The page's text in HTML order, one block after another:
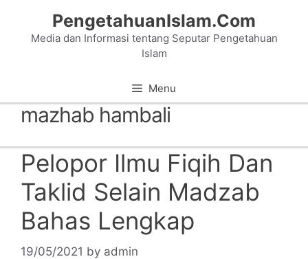
content
PengetahuanIslam.Com
Media dan Informasi tentang Seputar Pengetahuan
Islam
Menu
mazhab hambali
Pelopor Ilmu Fiqih Dan
Taklid Selain Madzab
Bahas Lengkap
19/05/2021 by admin